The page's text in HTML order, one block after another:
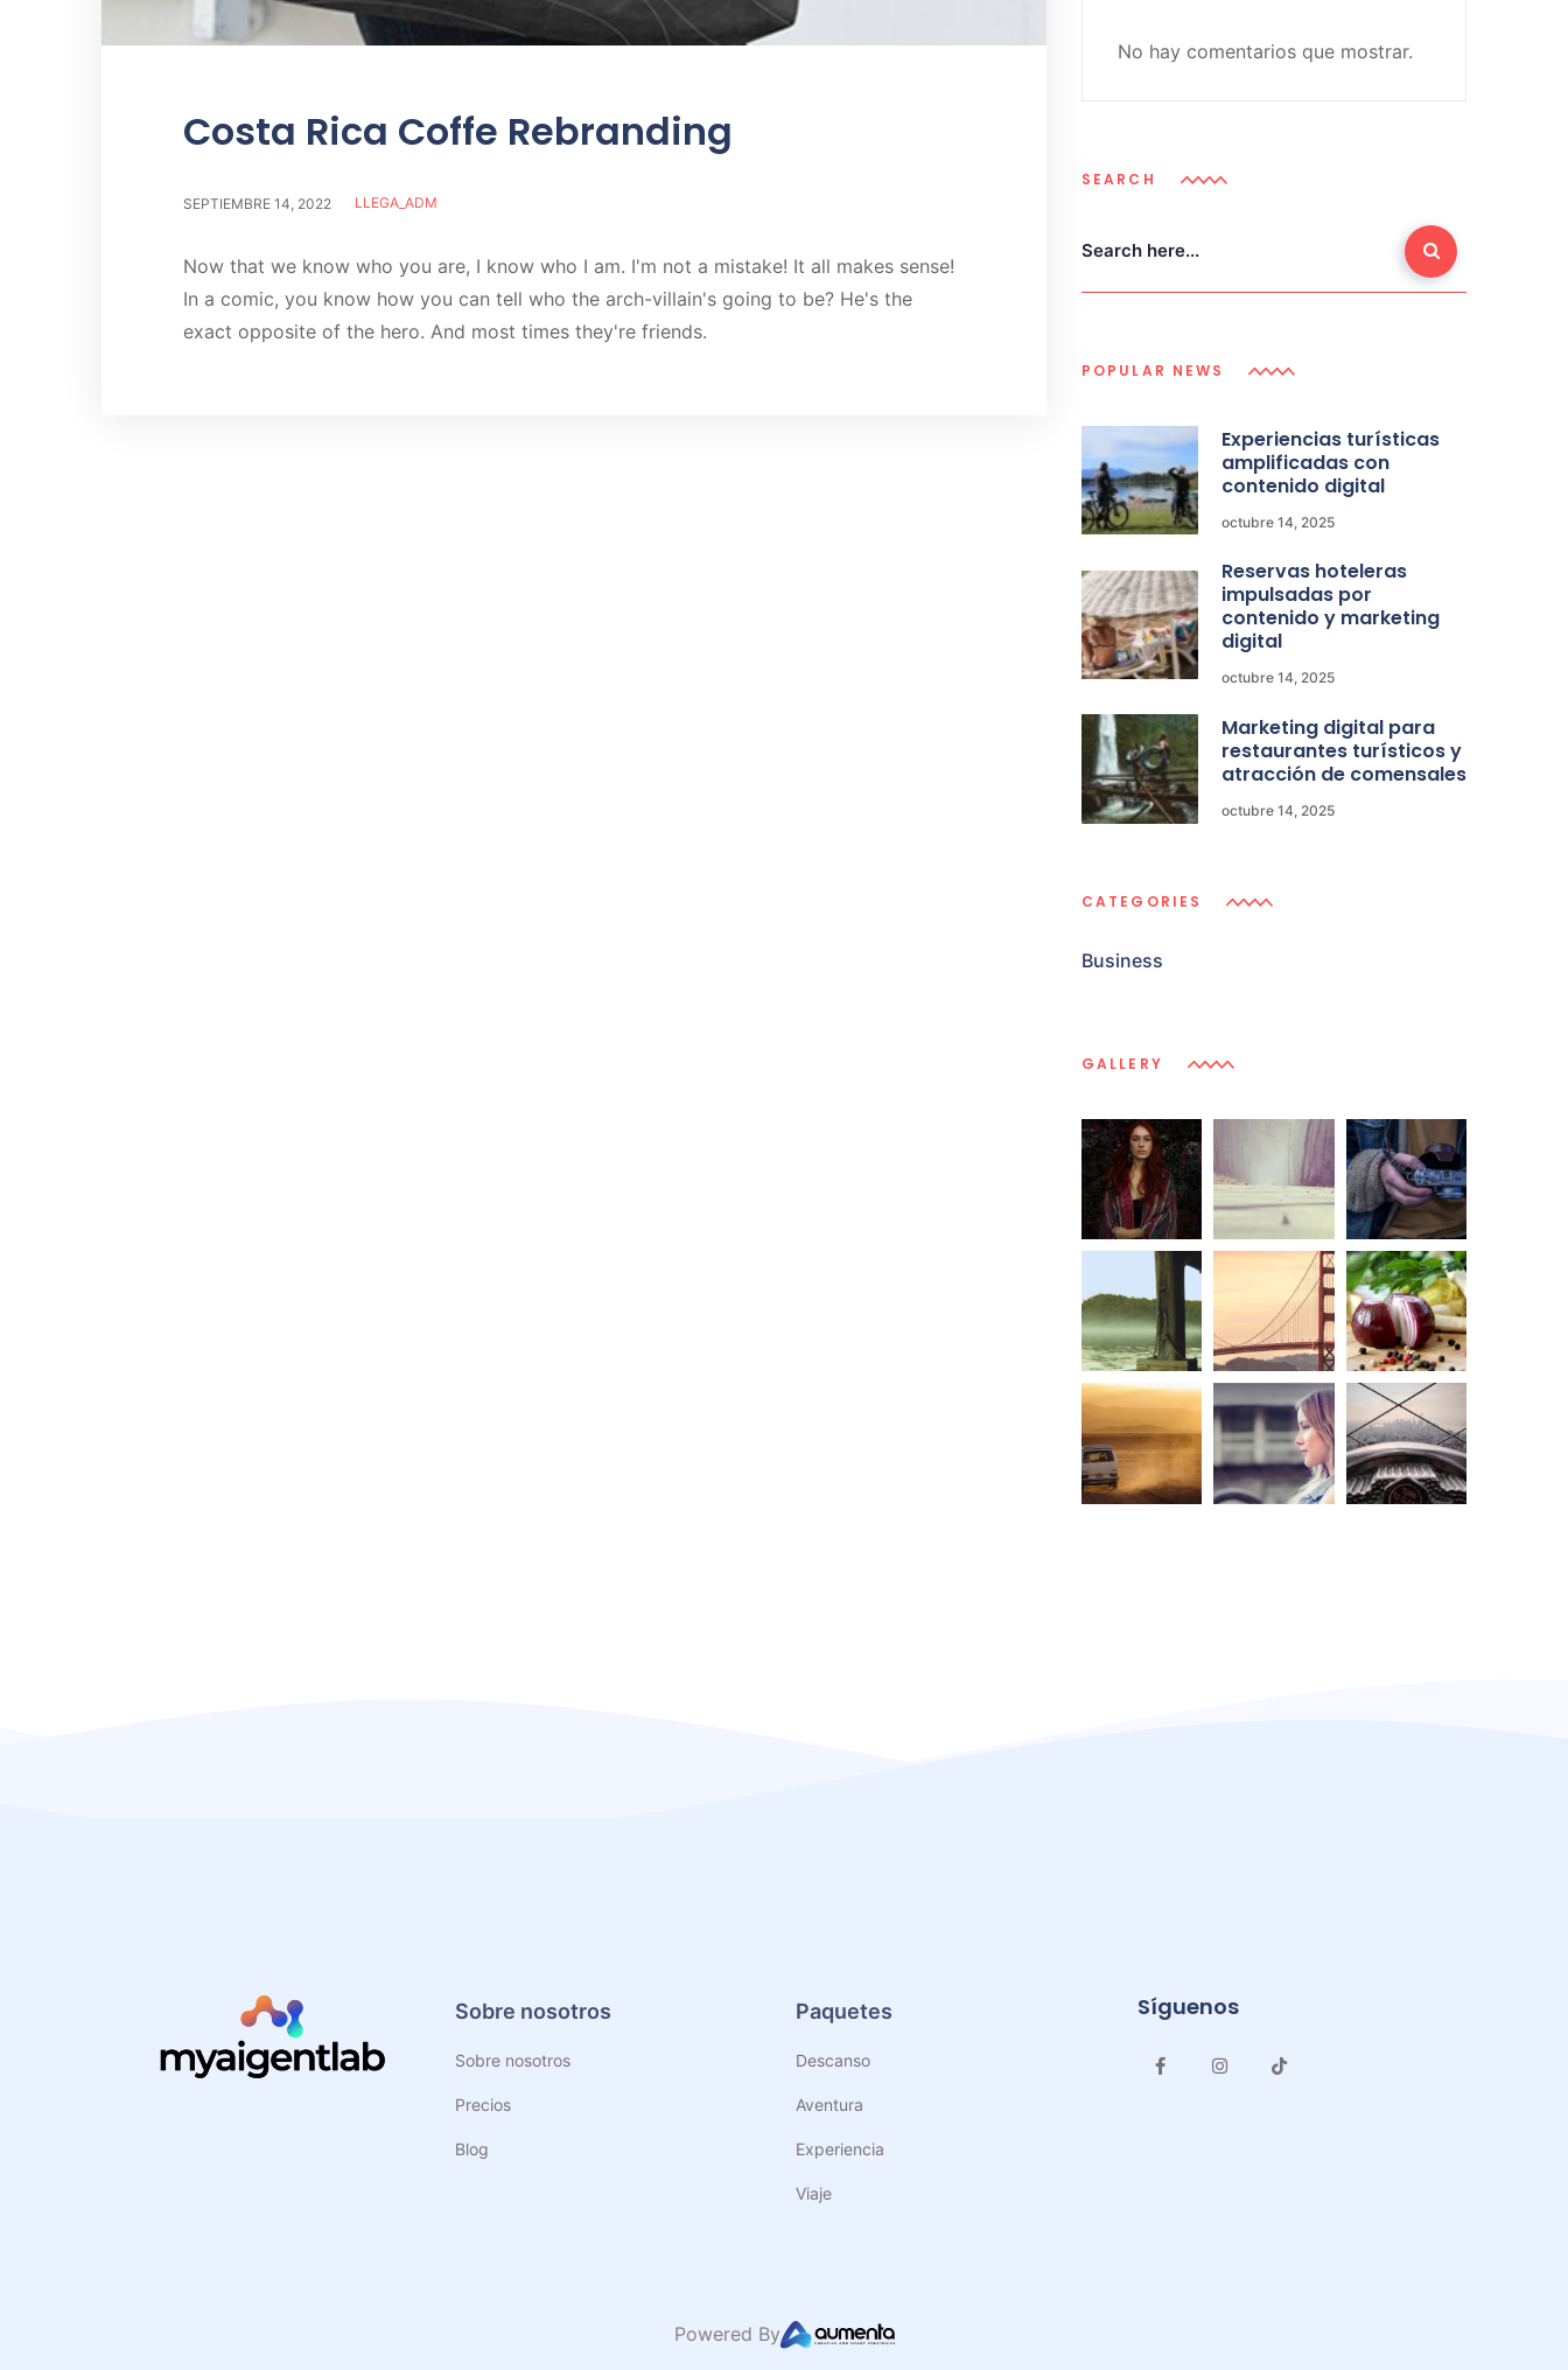
Costa Rica Coffe Rebranding
SEPTIEMBRE 14, 2022 LLEGA_ADM
Now that we know who you are, I know who I am. I'm not a mistake! It all makes sense!
In a comic, you know how you can tell who the arch-villain's going to be? He's the
exact opposite of the hero. And most times they're friends.
No hay comentarios que mostrar.
SEARCH
POPULAR NEWS
Experiencias turísticas
amplificadas con
contenido digital
octubre 14, 2025
Reservas hoteleras
impulsadas por
contenido y marketing
digital
octubre 14, 2025
Marketing digital para
restaurantes turísticos y
atracción de comensales
octubre 14, 2025
CATEGORIES
Business
GALLERY
Sobre nosotros
Sobre nosotros
Precios
Blog
Paquetes
Descanso
Aventura
Experiencia
Viaje
Síguenos
Powered By